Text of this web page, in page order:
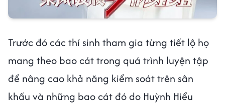
Trước đó các thí sinh tham gia từng tiết lộ họ
mang theo bao cát trong quá trình luyện tập
để nâng cao khả năng kiểm soát trên sân
khấu và những bao cát đó do Huỳnh Hiểu